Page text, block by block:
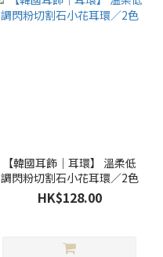
【韓國耳飾｜耳環】 溫柔低
調閃粉切割石小花耳環／2色
HK$128.00